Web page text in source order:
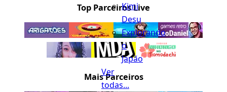
Kimi
Desu
Explorando
o
Japão
Ver
todas...
Top Parceiros Live
Mais Parceiros